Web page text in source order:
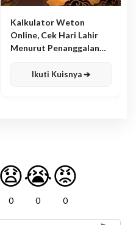
Kalkulator Weton
Online, Cek Hari Lahir
Menurut Penanggalan
Ikuti Kuisnya ➔
😧
0
😭
0
😡
0